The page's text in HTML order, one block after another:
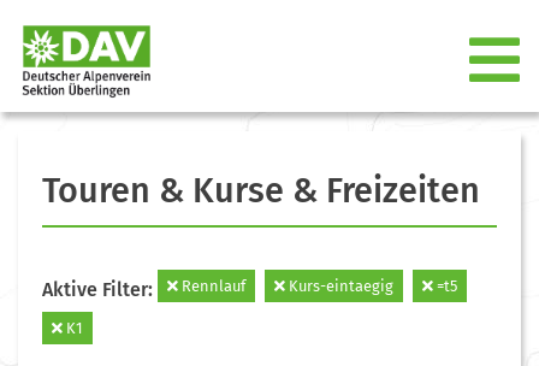
Touren & Kurse & Freizeiten
Aktive Filter: Rennlauf Kurs-eintaegig =t5
K1